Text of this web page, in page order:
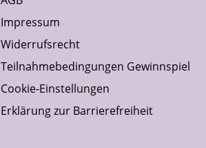
Impressum
Widerrufsrecht
Teilnahmebedingungen Gewinnspiel
Cookie-Einstellungen
Erklärung zur Barrierefreiheit